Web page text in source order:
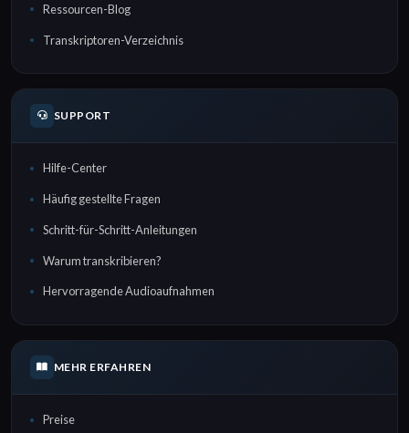
Ressourcen-Blog
Transkriptoren-Verzeichnis
SUPPORT
Hilfe-Center
Häufig gestellte Fragen
Schritt-für-Schritt-Anleitungen
Warum transkribieren?
Hervorragende Audioaufnahmen
MEHR ERFAHREN
Preise